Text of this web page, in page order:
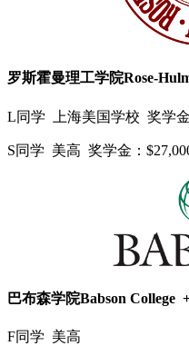
罗斯霍曼理工学院Rose-
L同学 上海美国学校 奖学金
S同学 美高 奖学金：
巴布森学院Babson College
F同学 美高